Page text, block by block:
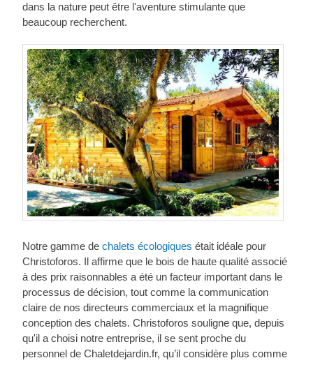
dans la nature peut être l'aventure stimulante que
beaucoup recherchent.
Notre gamme de chalets écologiques était idéale pour
Christoforos. Il affirme que le bois de haute qualité associé
à des prix raisonnables a été un facteur important dans le
processus de décision, tout comme la communication
claire de nos directeurs commerciaux et la magnifique
conception des chalets. Christoforos souligne que, depuis
qu'il a choisi notre entreprise, il se sent proche du
personnel de Chaletdejardin.fr, qu’il considère plus comme